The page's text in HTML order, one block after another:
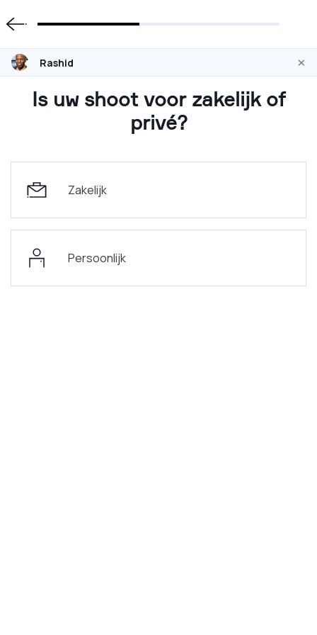
Rashid ×
Is uw shoot voor zakelijk of
privé?
Zakelijk
Persoonlijk